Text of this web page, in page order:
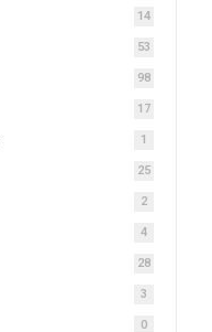
14
53
98
17
1
25
2
4
28
3
0